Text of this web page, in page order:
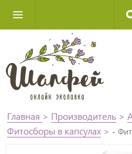
Главная > Производитель >
Фитосборы в капсулах > -